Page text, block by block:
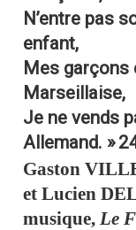
N’entre pas
enfant,
Mes garçons
Marseillaise,
Je ne vends
Allemand. »
Gaston
et Lucien
musique, Le